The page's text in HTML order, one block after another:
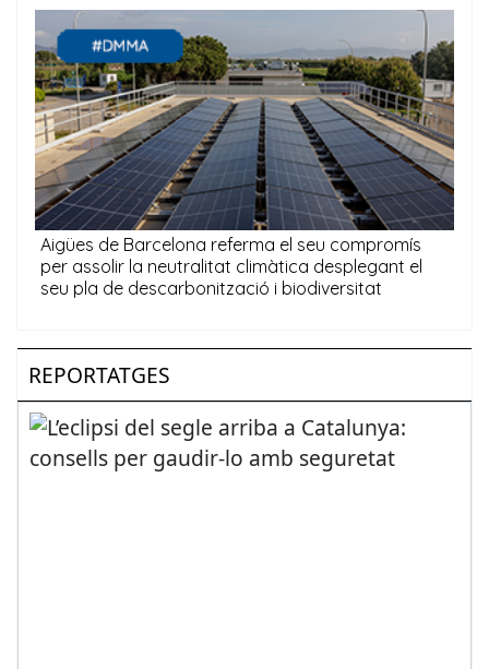
REPORTATGES